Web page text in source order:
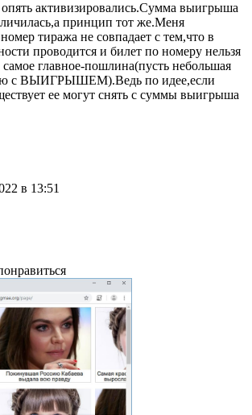
активизировались.Сумма выигрыша
принцип тот же.Меня
тиража не совпадает с тем,что в
проводится и билет по номеру нельзя
главное-пошлина(пусть небольшая
с ВЫИГРЫШЕМ).Ведь по идее,если
ее могут снять с суммы выигрыша
в 13:51